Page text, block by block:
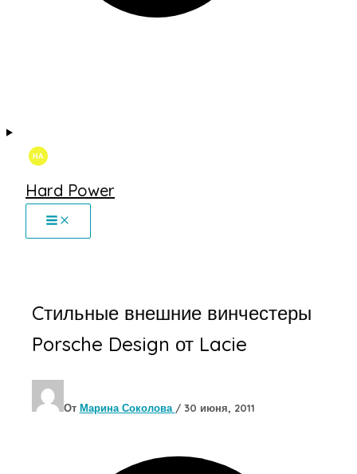
Hard Power
Cтильные внешние винчестеры
Porsche Design от Lacie
От Марина Соколова / 30 июня, 2011